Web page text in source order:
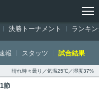
モロッコ対イラン
決勝トーナメント ランキ
報 スタッツ 試合結果
晴れ時々曇り／気温25℃／湿度37%
節